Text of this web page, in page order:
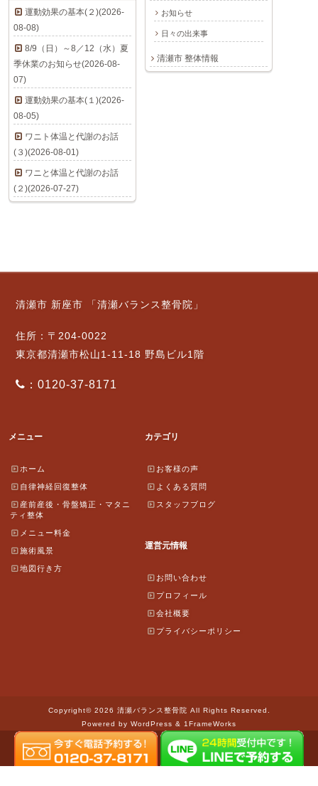
お知らせ
日々の出来事
清瀬市 整体情報
運動効果の基本(２)(2026-
08-08)
8/9（日）～8／12（水）夏
季休業のお知らせ(2026-08-
07)
運動効果の基本(１)(2026-
08-05)
ワニト体温と代謝のお話
(３)(2026-08-01)
ワニと体温と代謝のお話
(２)(2026-07-27)
清瀬市 新座市 「清瀬バランス整骨院」
住所：〒204-0022
東京都清瀬市松山1-11-18 野島ビル1階
：0120-37-8171
メニュー
ホーム
自律神経回復整体
産前産後・骨盤矯正・マタニ
ティ整体
メニュー料金
施術風景
地図行き方
カテゴリ
お客様の声
よくある質問
スタッフブログ
運営元情報
お問い合わせ
プロフィール
会社概要
プライバシーポリシー
Copyright© 2026 清瀬バランス整骨院 All Rights Reserved.
Powered by WordPress & 1FrameWorks